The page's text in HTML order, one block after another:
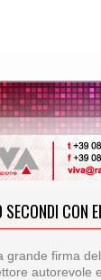
CON
grande firma
autorevole